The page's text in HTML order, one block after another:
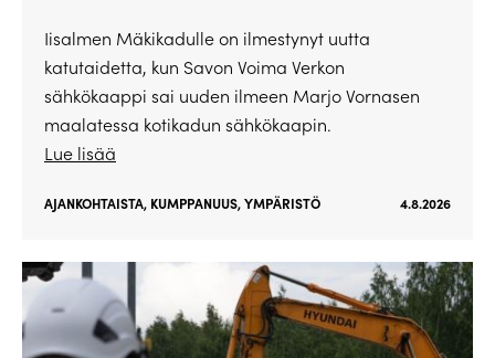
Iisalmen Mäkikadulle on ilmestynyt uutta
katutaidetta, kun Savon Voima Verkon
sähkökaappi sai uuden ilmeen Marjo Vornasen
maalatessa kotikadun sähkökaapin.
Lue lisää
AJANKOHTAISTA, KUMPPANUUS,YMPÄRISTÖ 4.8.2026